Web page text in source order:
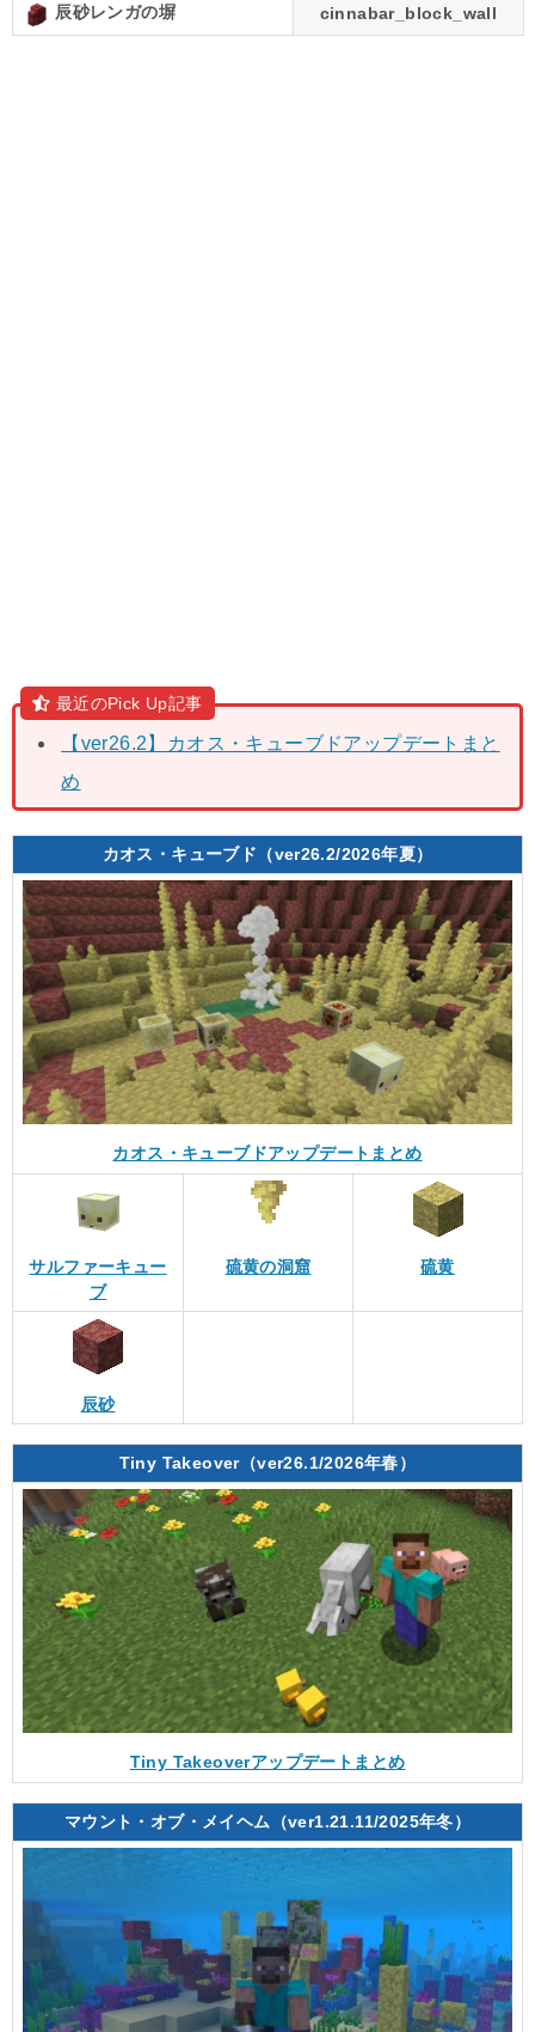
辰砂レンガの塀 cinnabar_block_wall
最近のPick Up記事
【ver26.2】カオス・キューブドアップデートまと
め
カオス・キューブド（ver26.2/2026年夏）
カオス・キューブドアップデートまとめ
サルファーキュー
ブ
硫黄の洞窟 硫黄
辰砂
Tiny Takeover（ver26.1/2026年春）
Tiny Takeoverアップデートまとめ
マウント・オブ・メイヘム（ver1.21.11/2025年冬）